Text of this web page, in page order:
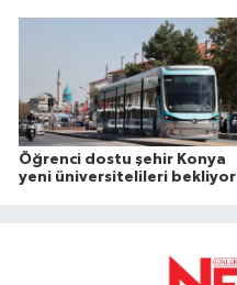
Öğrenci dostu şehir Konya
yeni üniversitelileri bekliyor